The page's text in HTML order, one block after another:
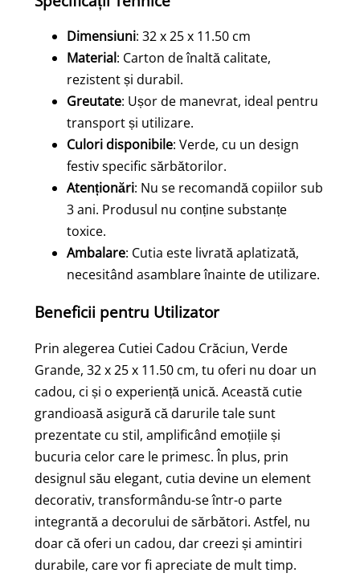
Dimensiuni: 32 x 25 x 11.50 cm
Material: Carton de înaltă calitate,
rezistent și durabil.
Greutate: Ușor de manevrat, ideal pentru
transport și utilizare.
Culori disponibile: Verde, cu un design
festiv specific sărbătorilor.
Atenționări: Nu se recomandă copiilor sub
3 ani. Produsul nu conține substanțe
toxice.
Ambalare: Cutia este livrată aplatizată,
necesitând asamblare înainte de utilizare.
Beneficii pentru Utilizator
Prin alegerea Cutiei Cadou Crăciun, Verde
Grande, 32 x 25 x 11.50 cm, tu oferi nu doar un
cadou, ci și o experiență unică. Această cutie
grandioasă asigură că darurile tale sunt
prezentate cu stil, amplificând emoțiile și
bucuria celor care le primesc. În plus, prin
designul său elegant, cutia devine un element
decorativ, transformându-se într-o parte
integrantă a decorului de sărbători. Astfel, nu
doar că oferi un cadou, dar creezi și amintiri
durabile, care vor fi apreciate de mult timp.